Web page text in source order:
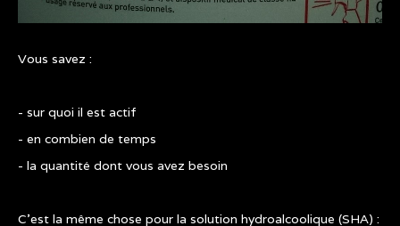
Vous savez :
- sur quoi il est actif
- en combien de temps
- la quantité dont vous avez besoin
C’est la même chose pour la solution hydroalcoolique (SHA) :